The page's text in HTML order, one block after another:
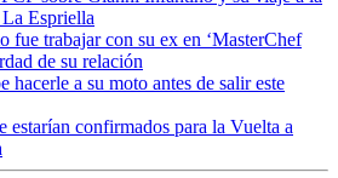
Espriella
fue trabajar con su ex en ‘MasterChef
de su relación
hacerle a su moto antes de salir este
estarían confirmados para la Vuelta a